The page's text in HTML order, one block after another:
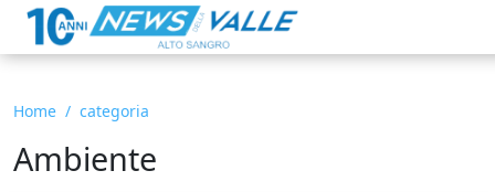
Home categoria
Ambiente